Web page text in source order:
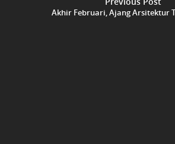
Akhir Februari, Ajang Arsitektur